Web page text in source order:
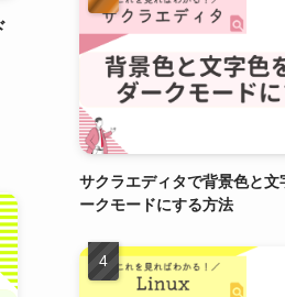
サクラエディタで背景色と
ークモードにする方法